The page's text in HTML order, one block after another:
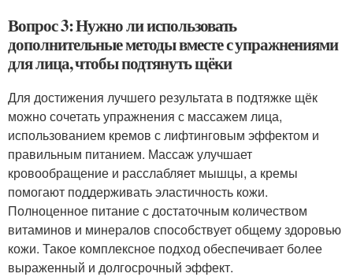
Вопрос 3: Нужно ли использовать
дополнительные методы вместе с упражнениями
для лица, чтобы подтянуть щёки
Для достижения лучшего результата в подтяжке щёк
можно сочетать упражнения с массажем лица,
использованием кремов с лифтинговым эффектом и
правильным питанием. Массаж улучшает
кровообращение и расслабляет мышцы, а кремы
помогают поддерживать эластичность кожи.
Полноценное питание с достаточным количеством
витаминов и минералов способствует общему здоровью
кожи. Такое комплексное подход обеспечивает более
выраженный и долгосрочный эффект.